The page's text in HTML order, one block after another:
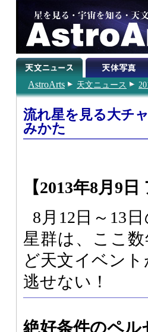
AstroArts 天文ニュース
流れ星を見る大チ
みかた
【2013年8月9
8月12日～13
星群は、ここ
ど天文イベン
逃せない！
絶好条件のペル